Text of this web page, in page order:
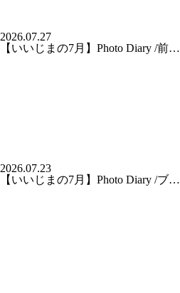
2026.07.27
【いいじまの7月】Photo Diary /前…
2026.07.23
【いいじまの7月】Photo Diary /ブ…